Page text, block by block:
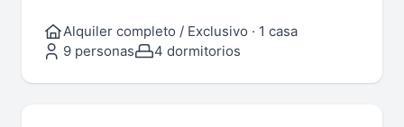
Alquiler completo / Exclusivo · 1 casa
9 personas
4 dormitorios